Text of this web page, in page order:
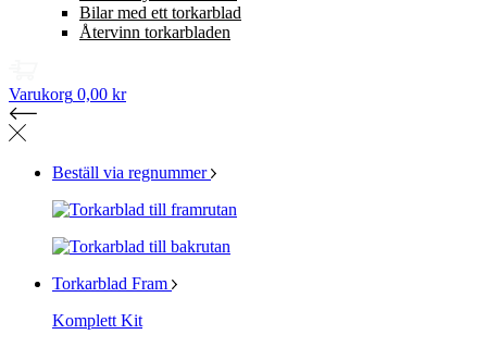
Bilar med ett torkarblad
Återvinn torkarbladen
Varukorg 0,00 kr
Beställ via regnummer
Torkarblad Fram
Komplett Kit